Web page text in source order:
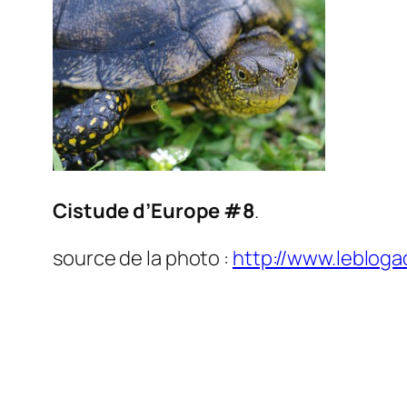
Cistude d’Europe #8.
source de la photo : http://